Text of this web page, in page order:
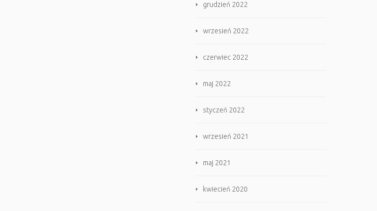
grudzień 2022
wrzesień 2022
czerwiec 2022
maj 2022
styczeń 2022
wrzesień 2021
maj 2021
kwiecień 2020